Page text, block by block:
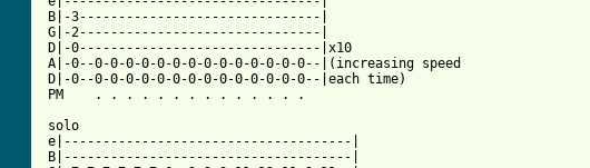
B|-3-------------------------------|
G|-2-------------------------------|
D|-0-------------------------------|x10
A|-0--0-0-0-0-0-0-0-0-0-0-0-0-0-0--|(increasing speed
D|-0--0-0-0-0-0-0-0-0-0-0-0-0-0-0--|each time)
PM    . . . . . . . . . . . . . .
solo
e|-------------------------------------|
B|-------------------------------------|